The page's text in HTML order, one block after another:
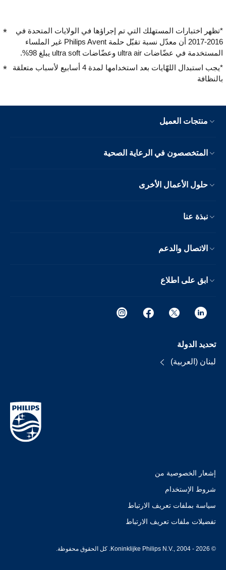
*تظهر اختبارات المستهلك التي تم إجراؤها في الولايات المتحدة في
2016-2017 أن معدّل نسبة تقبّل حلمة Philips Avent غير الملساء
المستخدمة في عضّاضات ultra air وعضّاضات ultra soft يبلغ 98%.
*يجب استبدال اللهّايات بعد استخدامها لمدة 4 أسابيع لأسباب متعلقة
بالنظافة
منتجات العميل
المتخصصون في الرعاية الصحية
حلول الأعمال الأخرى
نبذة عنا
الاتصال والدعم
ابق على اطلاع
تحديد الدولة
لبنان (العربية)
إشعار الخصوصية من
شروط الإستخدام
سياسة بملفات تعريف الارتباط
تفضيلات ملفات تعريف الارتباط
© Koninklijke Philips N.V., 2004 - 2026. كل الحقوق محفوظة.